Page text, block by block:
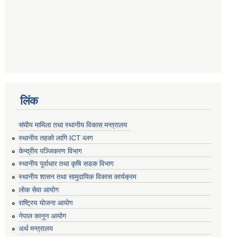
लिंक
संघीय मामिला तथा स्थानीय विकास मन्त्रालय
स्थानीय तहको लागि ICT ब्लग
केन्द्रीय पञ्जिकरण विभाग
स्थानीय पूर्वाधार तथा कृषि सडक विभाग
स्थानीय शासन तथा सामुदायिक विकास कार्यक्रम
लोक सेवा आयोग
राष्ट्रिय योजना आयोग
नेपाल कानुन आयोग
अर्थ मन्त्रालय